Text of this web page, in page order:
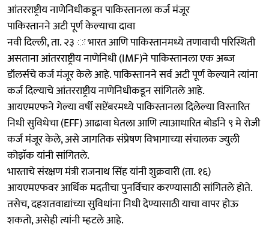
आंतरराष्ट्रीय नाणेनिधीकडून पाकिस्तानला कर्ज मंजूर
पाकिस्तानने अटी पूर्ण केल्याचा दावा
नवी दिल्ली, ता. २३ ः भारत आणि पाकिस्तानमध्ये तणावाची परिस्थिती
असताना आंतरराष्ट्रीय नाणेनिधी (IMF)ने पाकिस्तानला एक अब्ज
डॉलर्सचे कर्ज मंजूर केले आहे. पाकिस्तानने सर्व अटी पूर्ण केल्याने त्यांना
कर्ज दिल्याचे आंतरराष्ट्रीय नाणेनिधीकडून सांगितले आहे.
आयएमएफने गेल्या वर्षी सप्टेंबरमध्ये पाकिस्तानला दिलेल्या विस्तारित
निधी सुविधेचा (EFF) आढावा घेतला आणि त्याआधारित बोर्डाने ९ मे रोजी
कर्ज मंजूर केले, असे जागतिक संप्रेषण विभागाच्या संचालक ज्युली
कोझॅक यांनी सांगितले.
भारताचे संरक्षण मंत्री राजनाथ सिंह यांनी शुक्रवारी (ता. १६)
आयएमएफवर आर्थिक मदतीचा पुनर्विचार करण्यासाठी सांगितले होते.
तसेच, दहशतवाद्यांच्या सुविधांना निधी देण्यासाठी याचा वापर होऊ
शकतो, असेही त्यांनी म्हटले आहे.